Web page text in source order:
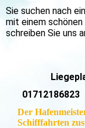
Sie suchen nach
mit einem
schreiben Sie uns
01712186823
Der
Schifffahrten